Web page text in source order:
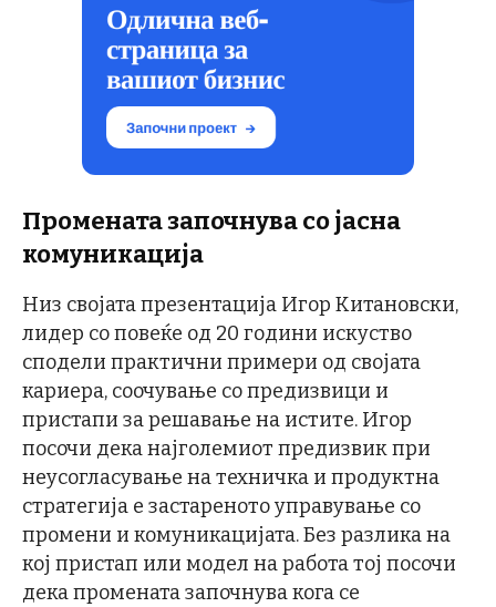
Промената започнува со јасна
комуникација
Низ својата презентација Игор Китановски,
лидер со повеќе од 20 години искуство
сподели практични примери од својата
кариера, соочување со предизвици и
пристапи за решавање на истите. Игор
посочи дека најголемиот предизвик при
неусогласување на техничка и продуктна
стратегија е застареното управување со
промени и комуникацијата. Без разлика на
кој пристап или модел на работа тој посочи
дека промената започнува кога се